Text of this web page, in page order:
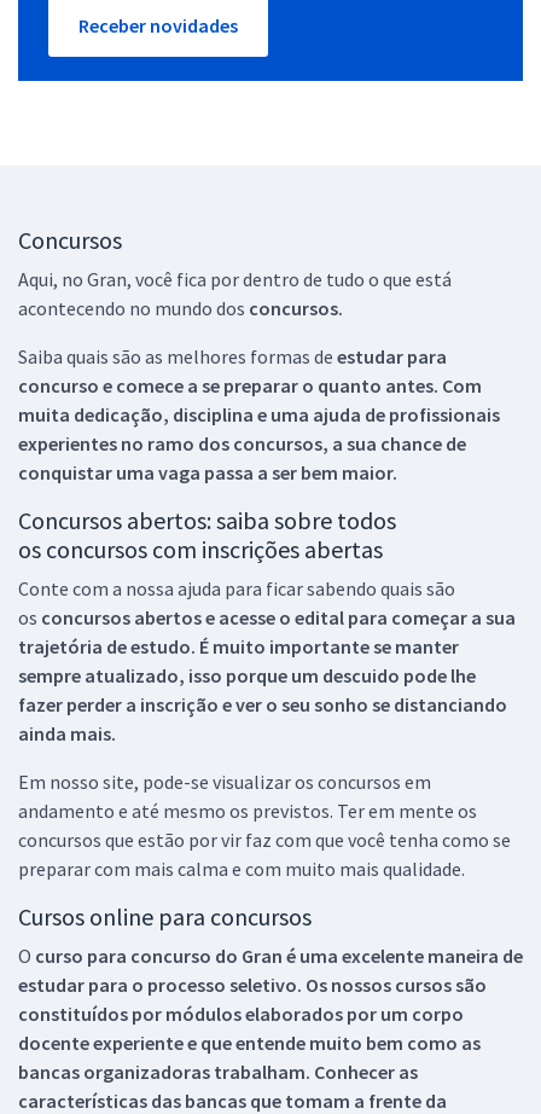
Receber novidades
Concursos
Aqui, no Gran, você fica por dentro de tudo o que está
acontecendo no mundo dos concursos.
Saiba quais são as melhores formas de estudar para
concurso e comece a se preparar o quanto antes. Com
muita dedicação, disciplina e uma ajuda de profissionais
experientes no ramo dos concursos, a sua chance de
conquistar uma vaga passa a ser bem maior.
Concursos abertos: saiba sobre todos
os concursos com inscrições abertas
Conte com a nossa ajuda para ficar sabendo quais são
os concursos abertos e acesse o edital para começar a sua
trajetória de estudo. É muito importante se manter
sempre atualizado, isso porque um descuido pode lhe
fazer perder a inscrição e ver o seu sonho se distanciando
ainda mais.
Em nosso site, pode-se visualizar os concursos em
andamento e até mesmo os previstos. Ter em mente os
concursos que estão por vir faz com que você tenha como se
preparar com mais calma e com muito mais qualidade.
Cursos online para concursos
O curso para concurso do Gran é uma excelente maneira de
estudar para o processo seletivo. Os nossos cursos são
constituídos por módulos elaborados por um corpo
docente experiente e que entende muito bem como as
bancas organizadoras trabalham. Conhecer as
características das bancas que tomam a frente da